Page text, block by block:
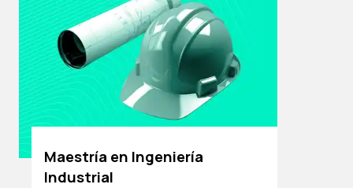
Maestría en Ingeniería
Industrial